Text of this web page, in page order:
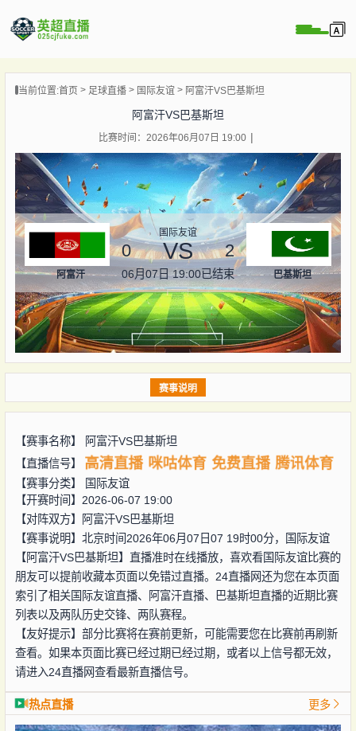
播
像
闻
当前位置:首页 足球直播 国际友谊 阿富汗VS巴基斯坦
阿富汗VS巴基斯坦
比赛时间：2026年06月07日 19:00
阿富汗
国际友谊
0 VS 2
06月07日 19:00已结束 巴基斯坦
赛事说明
【赛事名称】
阿富汗VS巴基斯坦
【直播信号】
高清直播 咪咕体育 免费直播 腾讯体育
【赛事分类】
国际友谊
【开赛时间】2026-06-07 19:00
【对阵双方】
阿富汗VS巴基斯坦
【赛事说明】北京时间2026年06月07日07 19时00分，国际友谊
【阿富汗VS巴基斯坦】直播准时在线播放，喜欢看国际友谊比赛的
朋友可以提前收藏本页面以免错过直播。24直播网还为您在本页面
索引了相关国际友谊直播、阿富汗直播、巴基斯坦直播的近期比赛
列表以及两队历史交锋、两队赛程。
【友好提示】部分比赛将在赛前更新，可能需要您在比赛前再刷新
查看。如果本页面比赛已经过期已经过期，或者以上信号都无效，
请进入24直播网查看最新直播信号。
热点直播 更多